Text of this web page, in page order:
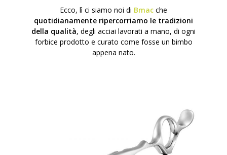
Ecco, lì ci siamo noi di Bmac che
quotidianamente ripercorriamo le tradizioni
della qualità, degli acciai lavorati a mano, di ogni
forbice prodotto e curato come fosse un bimbo
appena nato.